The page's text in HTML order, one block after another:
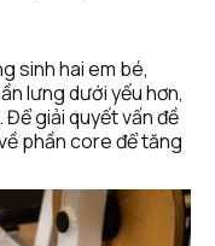
sinh hai em bé,
lưng dưới yếu hơn,
giải quyết vấn đề
phần core để tăng